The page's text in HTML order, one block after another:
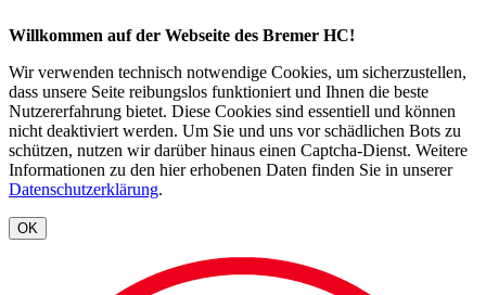
Willkommen auf der Webseite des Bremer HC!
Wir verwenden technisch notwendige Cookies, um sicherzustellen,
dass unsere Seite reibungslos funktioniert und Ihnen die beste
Nutzererfahrung bietet. Diese Cookies sind essentiell und können
nicht deaktiviert werden. Um Sie und uns vor schädlichen Bots zu
schützen, nutzen wir darüber hinaus einen Captcha-Dienst. Weitere
Informationen zu den hier erhobenen Daten finden Sie in unserer
Datenschutzerklärung.
OK